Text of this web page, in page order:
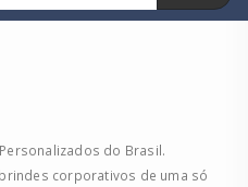
do Brasil.
corporativos de uma só